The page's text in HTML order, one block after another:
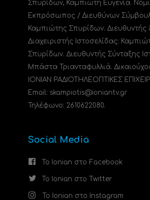
Σπυρίδων, Καμπιώτη Ευγενία.
Εκπρόσωπος / Διευθύνων
Καμπιώτης Σπυρίδων. Διευθυντής
Διαχειριστής Ιστοσελίδας:
Σπυρίδων. Διευθυντής Σύνταξης
Μπάστα Τριανταφυλλιά.
ΙΟΝΙΑΝ ΡΑΔΙΟΤΗΛΕΟΠΤΙΚΕΣ
Email: skampiotis@ioniantv.gr
Τηλέφωνο: 2610622080.
Social Media
Το Ionian στο Facebook
Το Ionian στο Twitter
Το Ionian στο Instagram